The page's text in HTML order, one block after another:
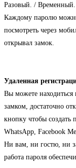
Разовый. /
Каждому паролю
посмотреть через
открывал замок.
Удаленная
Вы можете
замком, достаточно
кнопку чтобы создать
WhatsApp, Facebook
Ни вам, ни гостю, ни
работа пароля